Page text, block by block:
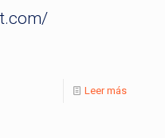
Leer más